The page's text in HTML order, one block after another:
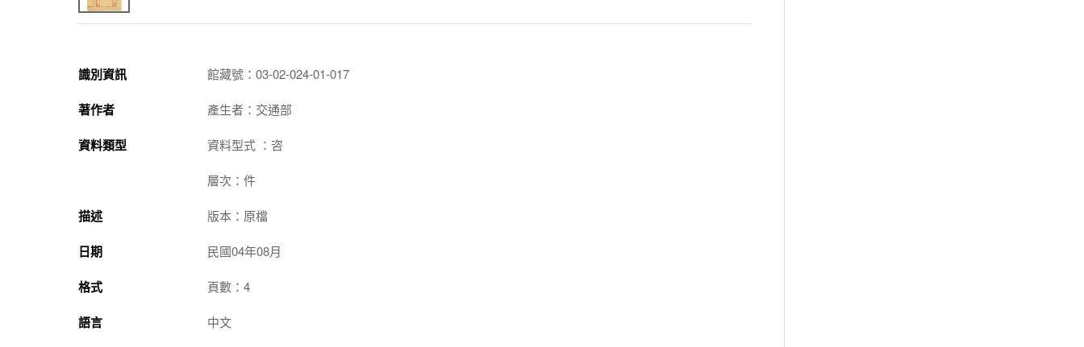
識別資訊 館藏號：03-02-024-01-017
著作者 產生者：交通部
資料類型 資料型式 ：咨
層次：件
描述 版本：原檔
日期 民國04年08月
格式 頁數：4
語言 中文